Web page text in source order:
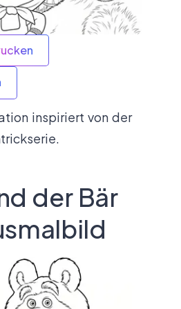
inspiriert von der
der Bär